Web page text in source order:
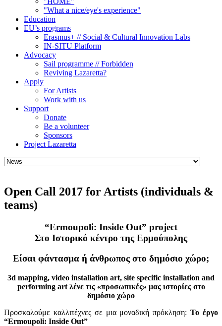
"What a nice/eye's experience"
Education
EU’s programs
Erasmus+ // Social & Cultural Innovation Labs
IN-SITU Platform
Advocacy
Sail programme // Forbidden
Reviving Lazaretta?
Apply
For Artists
Work with us
Support
Donate
Be a volunteer
Sponsors
Project Lazaretta
Open Call 2017 for Artists (individuals &
teams)
“Ermoupοli: Inside Out” project
Στο Ιστορικό κέντρο της Ερμούπολης
Είσαι φάντασμα ή άνθρωπος στο δημόσιο χώρο;
3d mapping, video installation art, site specific installation and
performing art λένε τις «προσωπικές» μας ιστορίες στο
δημόσιο χώρο
Προσκαλούμε καλλιτέχνες σε μια μοναδική πρόκληση:Το έργο
“Ermoupoli: Inside Out”